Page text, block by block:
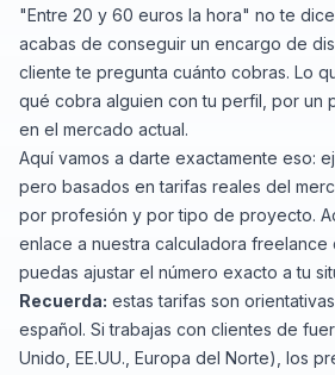
"Entre 20 y 60 euros la hora" no te
acabas de conseguir un encargo de
cliente te pregunta cuánto cobras. Lo
qué cobra alguien con tu perfil, por un
en el mercado actual.
Aquí vamos a darte exactamente eso:
pero basados en tarifas reales del
por profesión y por tipo de proyecto.
enlace a nuestra calculadora freelance
puedas ajustar el número exacto a tu
Recuerda: estas tarifas son
español. Si trabajas con clientes de
Unido, EE.UU., Europa del Norte), los